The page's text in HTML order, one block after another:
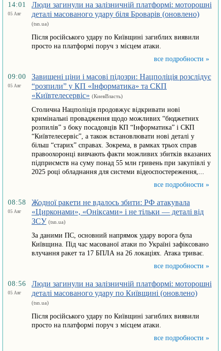
14:01
05 Авг
Люди загинули на залізничній платформі: моторошні
деталі масованого удару біля Броварів (оновлено)
(tsn.ua)
Після російського удару по Київщині загиблих виявили
просто на платформі поруч з місцем атаки.
все подробности »
09:00
05 Авг
Завищені ціни і масові підозри: Нацполіція розслідує
“розпили” у КП «Інформатика» та СКП
«Київтелесервіс» (КиевВласть)
Столична Нацполіція продовжує відкривати нові
кримінальні провадження щодо можливих “бюджетних
розпилів” з боку посадовців КП “Інформатика” і СКП
“Київтелесервіс”, а також встановлювати нові деталі у
більш “старих” справах. Зокрема, в рамках трьох справ
правоохоронці вивчають факти можливих збитків вказаних
підприємств на суму понад 55 млн гривень при закупівлі у
2025 році обладнання для системи відеоспостереження,...
все подробности »
08:58
05 Авг
Жодної ракети не вдалось збити: РФ атакувала
«Цирконами», «Оніксами» і не тільки — деталі від
ЗСУ (tsn.ua)
За даними ПС, основний напрямок удару ворога була
Київщина. Під час масованої атаки по Україні зафіксовано
влучання ракет та 17 БПЛА на 26 локаціях. Атака триває.
все подробности »
08:56
05 Авг
Люди загинули на залізничній платформі: моторошні
деталі масованого удару по Київщині (оновлено)
(tsn.ua)
Після російського удару по Київщині загиблих виявили
просто на платформі поруч з місцем атаки.
все подробности »